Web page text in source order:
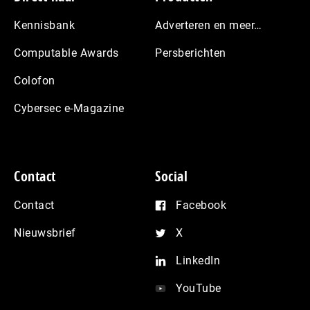
Kennisbank
Computable Awards
Colofon
Cybersec e-Magazine
Adverteren en meer…
Persberichten
Contact
Contact
Nieuwsbrief
Social
Facebook
X
LinkedIn
YouTube